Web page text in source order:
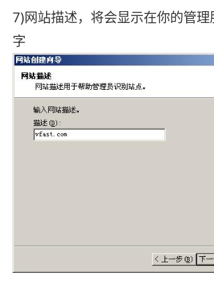
7)网站描述，将会显示在你的管理
字